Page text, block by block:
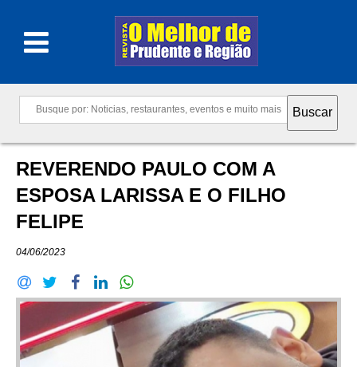
REVERENDO PAULO COM A
ESPOSA LARISSA E O FILHO
FELIPE
04/06/2023